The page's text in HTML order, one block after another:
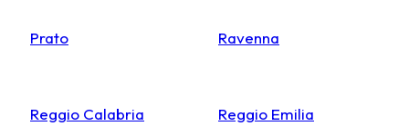
Prato Ravenna
Reggio Calabria Reggio Emilia